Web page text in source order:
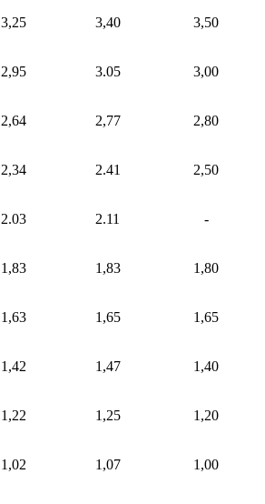
3,25 3,40 3,50
2,95 3.05 3,00
2,64 2,77 2,80
2,34 2.41 2,50
2.03 2.11 -
1,83 1,83 1,80
1,63 1,65 1,65
1,42 1,47 1,40
1,22 1,25 1,20
1,02 1,07 1,00